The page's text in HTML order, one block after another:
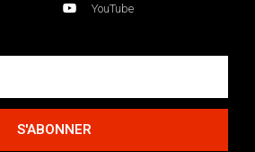
YouTube
S'ABONNER